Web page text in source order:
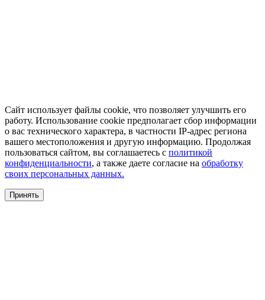
Сайт использует файлы cookie, что позволяет улучшить его
работу. Использование cookie предполагает сбор информации
о вас технического характера, в частности IP-адрес региона
вашего местоположения и другую информацию. Продолжая
пользоваться сайтом, вы соглашаетесь с политикой
конфиденциальности, а также даете согласие на обработку
своих персональных данных.
Принять